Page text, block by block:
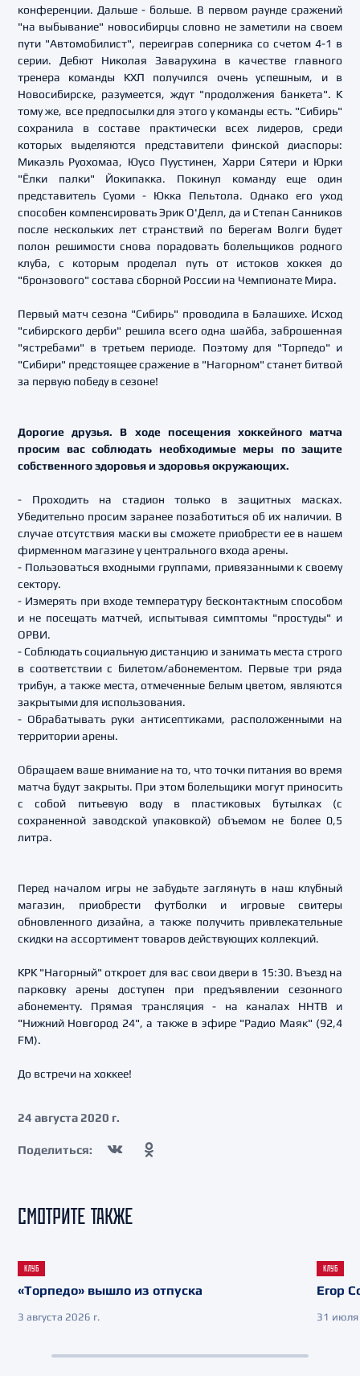
конференции. Дальше - больше. В первом раунде сражений
"на выбывание" новосибирцы словно не заметили на своем
пути "Автомобилист", переиграв соперника со счетом 4-1 в
серии. Дебют Николая Заварухина в качестве главного
тренера команды КХЛ получился очень успешным, и в
Новосибирске, разумеется, ждут "продолжения банкета". К
тому же, все предпосылки для этого у команды есть. "Сибирь"
сохранила в составе практически всех лидеров, среди
которых выделяются представители финской диаспоры:
Микаэль Руохомаа, Юусо Пуустинен, Харри Сятери и Юрки
"Ёлки палки" Йокипакка. Покинул команду еще один
представитель Суоми - Юкка Пельтола. Однако его уход
способен компенсировать Эрик О'Делл, да и Степан Санников
после нескольких лет странствий по берегам Волги будет
полон решимости снова порадовать болельщиков родного
клуба, с которым проделал путь от истоков хоккея до
"бронзового" состава сборной России на Чемпионате Мира.
Первый матч сезона "Сибирь" проводила в Балашихе. Исход
"сибирского дерби" решила всего одна шайба, заброшенная
"ястребами" в третьем периоде. Поэтому для "Торпедо" и
"Сибири" предстоящее сражение в "Нагорном" станет битвой
за первую победу в сезоне!
Дорогие друзья. В ходе посещения хоккейного матча
просим вас соблюдать необходимые меры по защите
собственного здоровья и здоровья окружающих.
- Проходить на стадион только в защитных масках.
Убедительно просим заранее позаботиться об их наличии. В
случае отсутствия маски вы сможете приобрести ее в нашем
фирменном магазине у центрального входа арены.
- Пользоваться входными группами, привязанными к своему
сектору.
- Измерять при входе температуру бесконтактным способом
и не посещать матчей, испытывая симптомы "простуды" и
ОРВИ.
- Соблюдать социальную дистанцию и занимать места строго
в соответствии с билетом/абонементом. Первые три ряда
трибун, а также места, отмеченные белым цветом, являются
закрытыми для использования.
- Обрабатывать руки антисептиками, расположенными на
территории арены.
Обращаем ваше внимание на то, что точки питания во время
матча будут закрыты. При этом болельщики могут приносить
с собой питьевую воду в пластиковых бутылках (с
сохраненной заводской упаковкой) объемом не более 0,5
литра.
Перед началом игры не забудьте заглянуть в наш клубный
магазин, приобрести футболки и игровые свитеры
обновленного дизайна, а также получить привлекательные
скидки на ассортимент товаров действующих коллекций.
КРК "Нагорный" откроет для вас свои двери в 15:30. Въезд на
парковку арены доступен при предъявлении сезонного
абонементу. Прямая трансляция - на каналах ННТВ и
"Нижний Новгород 24", а также в эфире "Радио Маяк" (92,4
FM).
До встречи на хоккее!
24 августа 2020 г.
Поделиться:
СМОТРИТЕ ТАКЖЕ
КЛУБ
«Торпедо» вышло из отпуска
3 августа 2026 г.
КЛУБ
Егор
31 июля